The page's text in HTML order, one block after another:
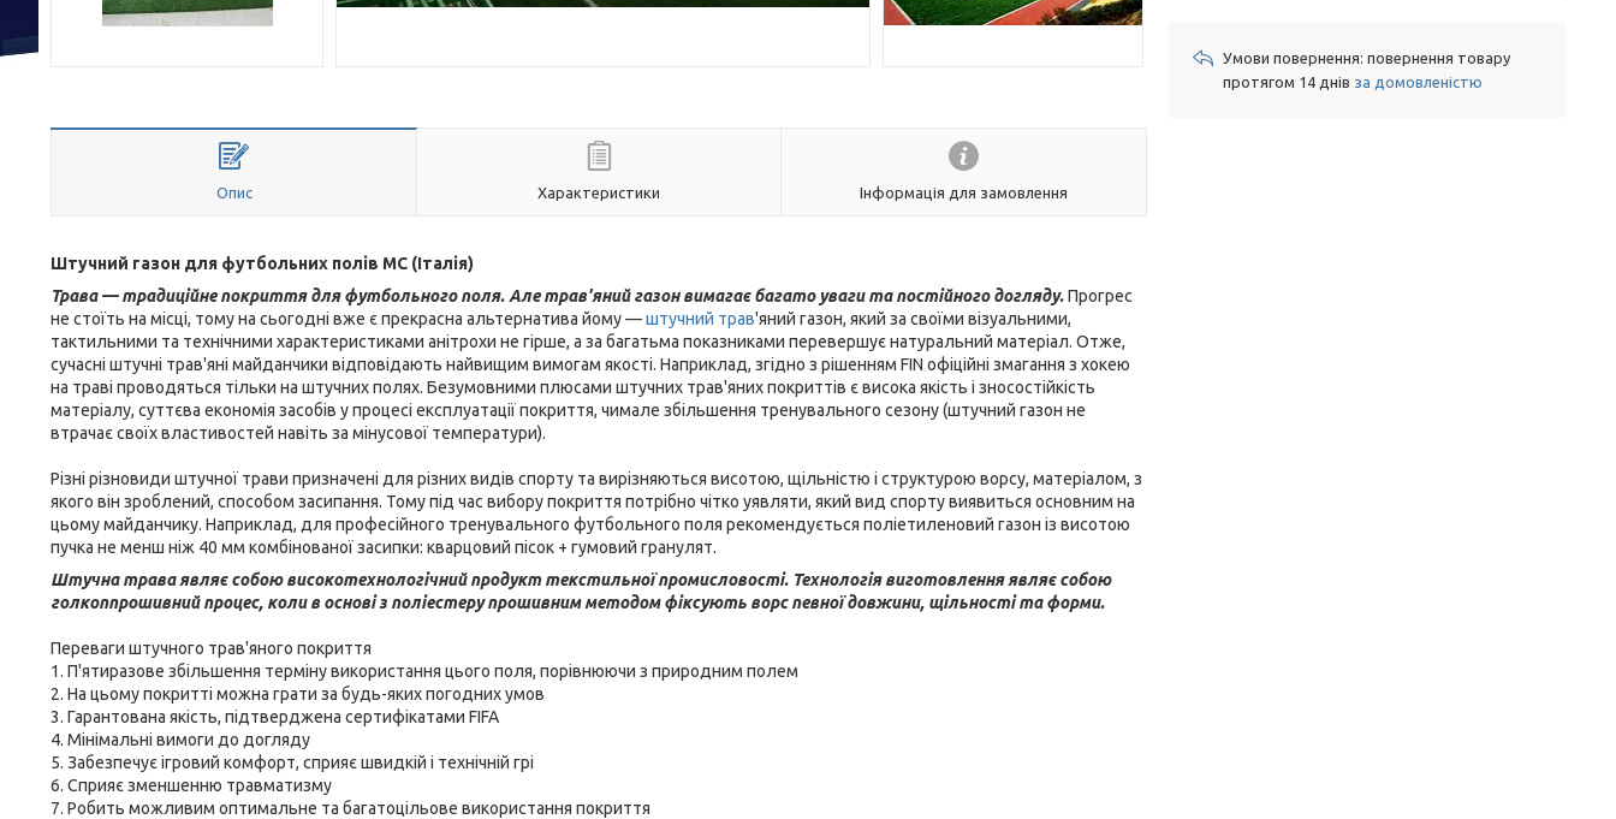
Опис Характеристики Інформація для замовлення
Штучний газон для футбольних полів MC (Італія)
Трава — традиційне покриття для футбольного поля. Але трав'яний газон вимагає багато уваги та постійного догляду.Прогрес
не стоїть на місці, тому на сьогодні вже є прекрасна альтернатива йому —штучний трав'яний газон, який за своїми візуальними,
тактильними та технічними характеристиками анітрохи не гірше, а за багатьма показниками перевершує натуральний матеріал. Отже,
сучасні штучні трав'яні майданчики відповідають найвищим вимогам якості. Наприклад, згідно з рішенням FIN офіційні змагання з хокею
на траві проводяться тільки на штучних полях. Безумовними плюсами штучних трав'яних покриттів є висока якість і зносостійкість
матеріалу, суттєва економія засобів у процесі експлуатації покриття, чимале збільшення тренувального сезону (штучний газон не
втрачає своїх властивостей навіть за мінусової температури).
Різні різновиди штучної трави призначені для різних видів спорту та вирізняються висотою, щільністю і структурою ворсу, матеріалом, з
якого він зроблений, способом засипання. Тому під час вибору покриття потрібно чітко уявляти, який вид спорту виявиться основним на
цьому майданчику. Наприклад, для професійного тренувального футбольного поля рекомендується поліетиленовий газон із висотою
пучка не менш ніж 40 мм комбінованої засипки: кварцовий пісок + гумовий гранулят.
Штучна трава являє собою високотехнологічний продукт текстильної промисловості. Технологія виготовлення являє собою
голкоппрошивний процес, коли в основі з поліестеру прошивним методом фіксують ворс певної довжини, щільності та форми.
Переваги штучного трав'яного покриття
1. П'ятиразове збільшення терміну використання цього поля, порівнюючи з природним полем
2. На цьому покритті можна грати за будь-яких погодних умов
3. Гарантована якість, підтверджена сертифікатами FIFA
4. Мінімальні вимоги до догляду
5. Забезпечує ігровий комфорт, сприяє швидкій і технічній грі
6. Сприяє зменшенню травматизму
7. Робить можливим оптимальне та багатоцільове використання покриття
повернення товару
протягом 14 днів за домовленістю